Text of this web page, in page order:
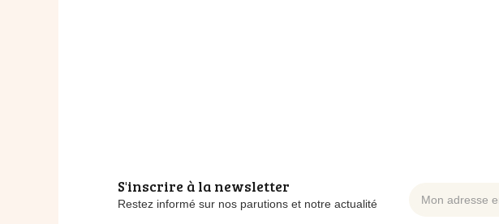
S'inscrire à la newsletter
Restez informé sur nos parutions et notre actualité